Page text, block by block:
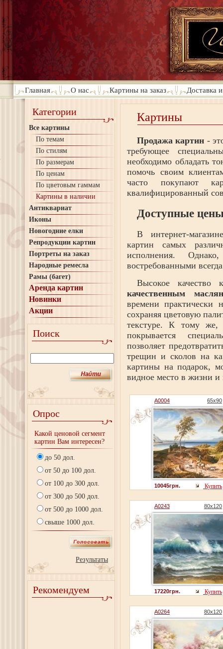
Главная О нас Картины на заказ Доставка
Категории
Все картины
По темам
По стилям
По размерам
По ценам
По цветовым гаммам
Картины в наличии
Антиквариат
Иконы
Новогодние елки
Репродукции картин
Портреты на заказ
Народные ремесла
Рамы (багет)
Аренда картин
Новинки
Акции
Поиск
Опрос
Какой ценовой сегмент
картин Вам интересен?
до 50 дол.
от 50 до 100 дол.
от 100 до 300 дол.
от 300 до 500 дол.
от 500 до 1000 дол.
свыше 1000 дол.
Результаты
Рекомендуем
Картины
Продажа картин -
требующее
необходимо обладать
помочь своим
часто покупают
квалифицированный
Доступные
В интернет-
картин самых
исполнения.
востребованными
Высокое качество
качественным
времени
сохраняя цветовую
текстуре. К тому же,
покрывается
позволяет
трещин и сколов на
картины на подарок,
видное место в жизни
A0004 65x90
10045грн. Купить
A0243 80x120
17220грн. Купить
A0264 80x120